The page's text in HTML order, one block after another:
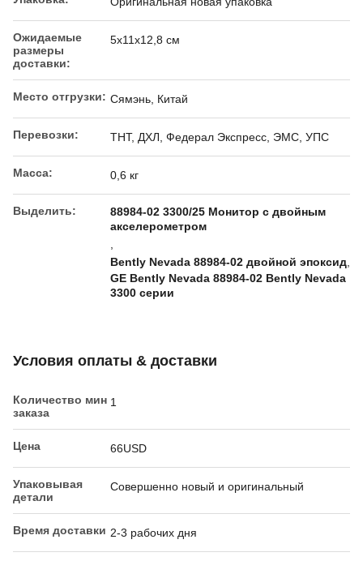
Ожидаемые
размеры
доставки:
5x11x12,8 см
Место отгрузки: Сямэнь, Китай
Перевозки: ТНТ, ДХЛ, Федерал Экспресс, ЭМС, УПС
Масса: 0,6 кг
Выделить:
88984-02 3300/25 Монитор с двойным
акселерометром
Bently Nevada 88984-02 двойной эпоксид
GE Bently Nevada 88984-02 Bently Nevada
3300 серии
Условия оплаты & доставки
Количество мин
заказа
1
Цена 66USD
Упаковывая
детали
Совершенно новый и оригинальный
Время доставки 2-3 рабочих дня